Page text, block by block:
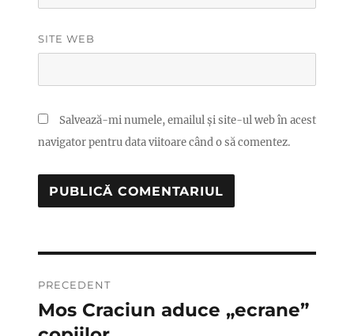
SITE WEB
Salvează-mi numele, emailul și site-ul web în acest
navigator pentru data viitoare când o să comentez.
în
PRECEDENT
Articolul
anterior:
Mos Craciun aduce „ecrane”